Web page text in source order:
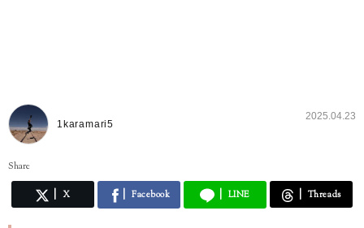
1karamari5
2025.04.23
Share
X Facebook LINE Threads